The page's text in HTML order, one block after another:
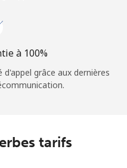
à 100%
grâce aux dernières
tarifs